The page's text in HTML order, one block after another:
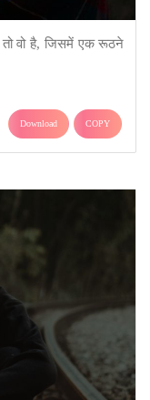
तो वो है, जिसमें एक रूठने
Download COPY